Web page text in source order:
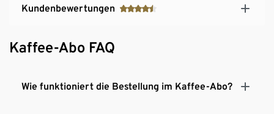
Kundenbewertungen
Kaffee-Abo FAQ
Wie funktioniert die Bestellung im Kaffee-Abo?